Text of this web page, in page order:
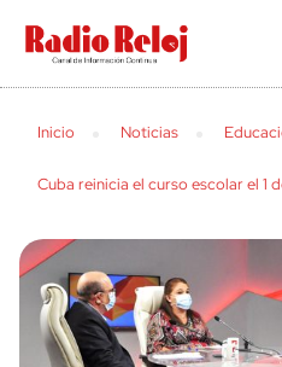
cerrar
Inicio Noticias
Cuba reinicia el curso escolar el 1